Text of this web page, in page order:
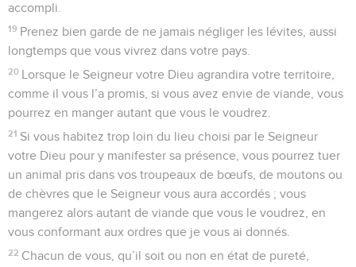
accompli.
19 Prenez bien garde de ne jamais négliger les lévites, aussi
longtemps que vous vivrez dans votre pays.
20 Lorsque le Seigneur votre Dieu agrandira votre territoire,
comme il vous l’a promis, si vous avez envie de viande, vous
pourrez en manger autant que vous le voudrez.
21 Si vous habitez trop loin du lieu choisi par le Seigneur
votre Dieu pour y manifester sa présence, vous pourrez tuer
un animal pris dans vos troupeaux de bœufs, de moutons ou
de chèvres que le Seigneur vous aura accordés ; vous
mangerez alors autant de viande que vous le voudrez, en
vous conformant aux ordres que je vous ai donnés.
22 Chacun de vous, qu’il soit ou non en état de pureté,